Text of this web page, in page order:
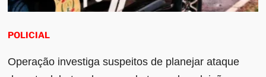
POLICIAL
Operação investiga suspeitos de planejar ataque